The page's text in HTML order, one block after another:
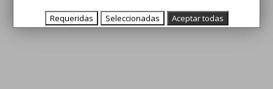
Requeridas Seleccionadas Aceptar todas